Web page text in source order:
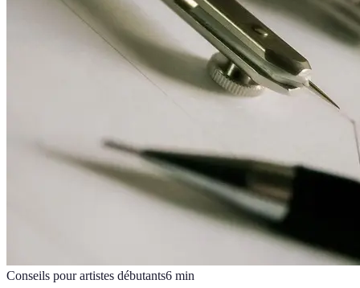
Conseils pour artistes débutants6 min